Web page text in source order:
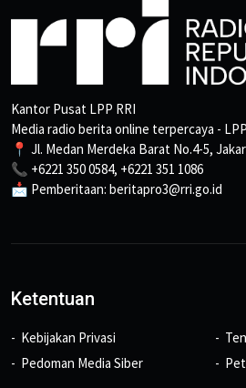
Kantor Pusat LPP RRI
Media radio berita online terpercaya -
📍 Jl. Medan Merdeka Barat No.4-5,
📞 +6221 350 0584, +6221 351 1086
📩 Pemberitaan: beritapro3@rri.go.id
Ketentuan
Kebijakan Privasi
Pedoman Media Siber